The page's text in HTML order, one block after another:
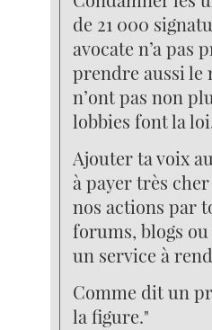
de 21 000
avocate n’a pas
prendre aussi le
n’ont pas non
lobbies font la
Ajouter ta voix
à payer très
nos actions par
forums, blogs
un service à
Comme dit un
la figure."